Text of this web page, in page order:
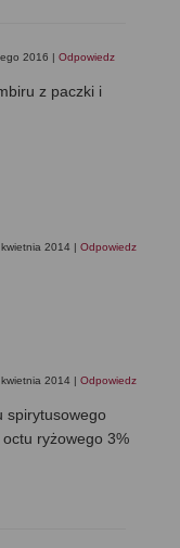
2016 Odpowiedz
z paczki i
2014 Odpowiedz
2014 Odpowiedz
spirytusowego
ryżowego 3%